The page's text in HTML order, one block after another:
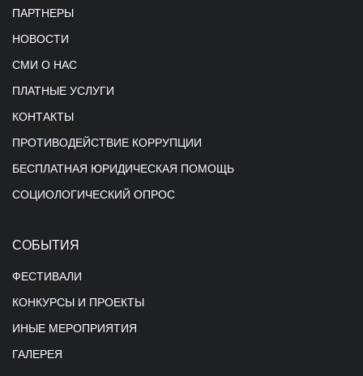
ПАРТНЕРЫ
НОВОСТИ
СМИ О НАС
ПЛАТНЫЕ УСЛУГИ
КОНТАКТЫ
ПРОТИВОДЕЙСТВИЕ КОРРУПЦИИ
БЕСПЛАТНАЯ ЮРИДИЧЕСКАЯ ПОМОЩЬ
СОЦИОЛОГИЧЕСКИЙ ОПРОС
СОБЫТИЯ
ФЕСТИВАЛИ
КОНКУРСЫ И ПРОЕКТЫ
ИНЫЕ МЕРОПРИЯТИЯ
ГАЛЕРЕЯ